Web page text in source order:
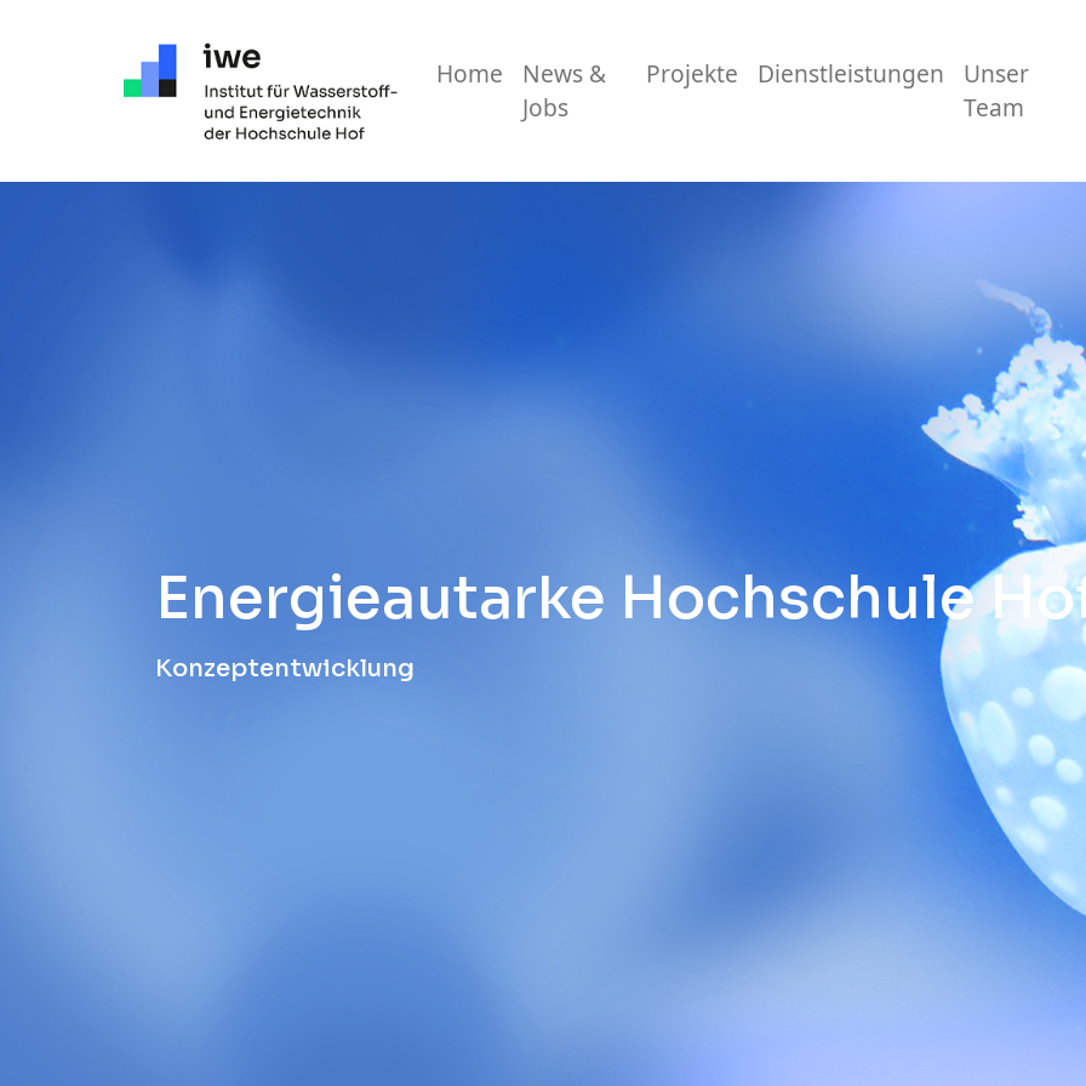
Hauptnavigation
Home
News &
Jobs
Projekte Dienstleistungen
Unser
Team
Energieautarke Hochschule
Konzeptentwicklung